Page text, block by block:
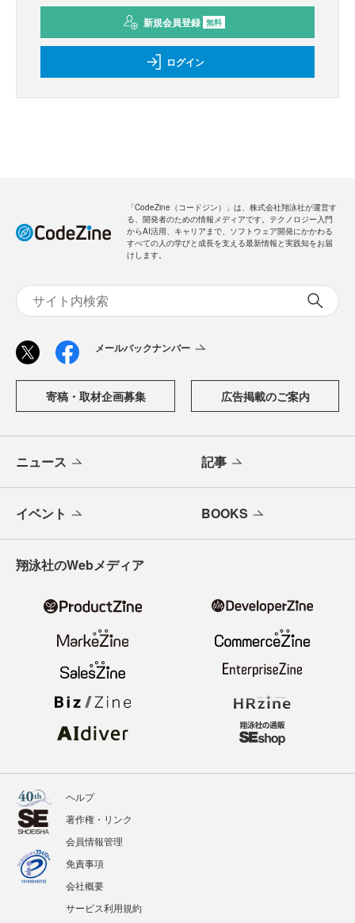
新規会員登録 無料
ログイン
「CodeZine（コードジン）」は、株式会社翔泳社が運営す
る、開発者のための情報メディアです。テクノロジー入門
からAI活用、キャリアまで、ソフトウェア開発にかかわる
すべての人の学びと成長を支える最新情報と実践知をお届
けします。
メールバックナンバー
寄稿・取材企画募集 広告掲載のご案内
ニュース 記事
イベント BOOKS
翔泳社のWebメディア
ヘルプ
著作権・リンク
会員情報管理
免責事項
会社概要
サービス利用規約